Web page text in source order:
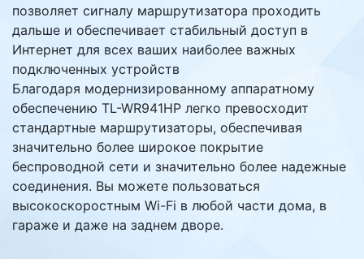
позволяет сигналу маршрутизатора проходить
дальше и обеспечивает стабильный доступ в
Интернет для всех ваших наиболее важных
подключенных устройств
Благодаря модернизированному аппаратному
обеспечению TL-WR941HP легко превосходит
стандартные маршрутизаторы, обеспечивая
значительно более широкое покрытие
беспроводной сети и значительно более надежные
соединения. Вы можете пользоваться
высокоскоростным Wi-Fi в любой части дома, в
гараже и даже на заднем дворе.